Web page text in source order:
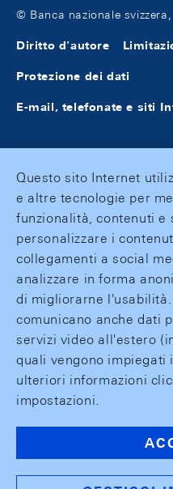
© Banca nazionale
Diritto d'autore
Protezione dei dati
E-mail, telefonate e siti
Questo sito Internet
e altre tecnologie per
funzionalità, contenuti e
personalizzare i
collegamenti a social
analizzare in forma
di migliorarne
comunicano anche dati
servizi video all'estero
quali vengono impiegati
ulteriori informazioni
impostazioni.